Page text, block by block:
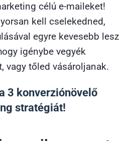
célú e-maileket!
kell cselekedned,
egyre kevesebb lesz
igénybe vegyék
vagy tőled vásároljanak.
3 konverziónövelő
stratégiát!